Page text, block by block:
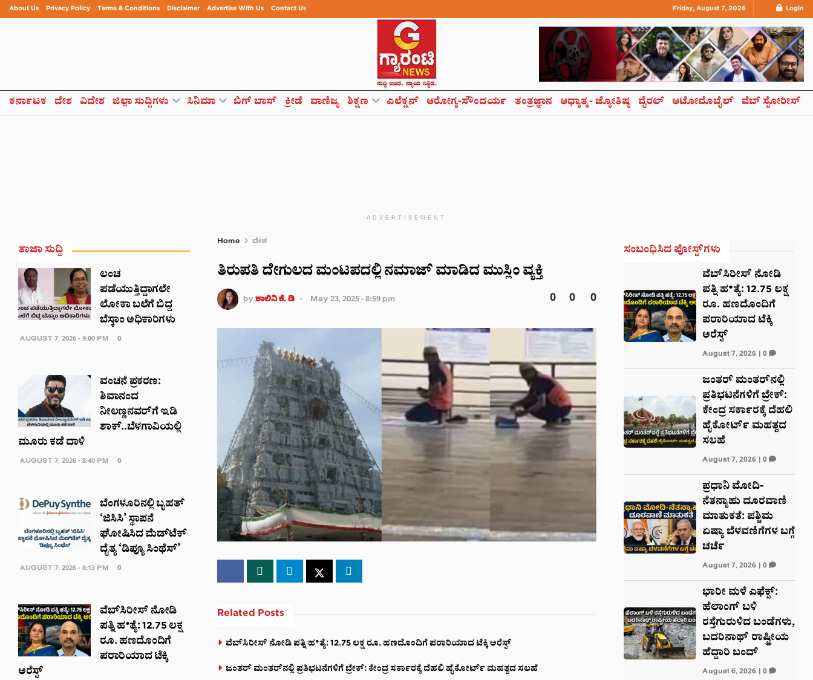
About Us Privacy Policy Terms & Conditions Disclaimer Advertise With Us Contact Us Friday, August 7, 2026 Login
ಕರ್ನಾಟಕ ದೇಶ ವಿದೇಶ ಜಿಲ್ಲಾ ಸುದ್ದಿಗಳು ಸಿನಿಮಾ ಬಿಗ್ ಬಾಸ್ ಕ್ರೀಡೆ ವಾಣಿಜ್ಯ ಶಿಕ್ಷಣ ಎಲೆಕ್ಷನ್ ಆರೋಗ್ಯ-ಸೌಂದರ್ಯ ತಂತ್ರಜ್ಞಾನ ಆಧ್ಯಾತ್ಮ- ಜ್ಯೋತಿಷ್ಯ ವೈರಲ್ ಆಟೋಮೊಬೈಲ್ ವೆಬ್ ಸ್ಟೋರೀಸ್
ADVERTISEMENT
Home ದೇಶ
ತಿರುಪತಿ ದೇಗುಲದ ಮಂಟಪದಲ್ಲಿ ನಮಾಜ್ ಮಾಡಿದ ಮುಸ್ಲಿಂ ವ್ಯಕ್ತಿ
by ಶಾಲಿನಿ ಕೆ. ಡಿ May 23, 2025 - 8:59 pm 0 0 0
Related Posts
ವೆಬ್‌ಸಿರೀಸ್‌ ನೋಡಿ ಪತ್ನಿ ಹ*ತ್ಯೆ: 12.75 ಲಕ್ಷ ರೂ. ಹಣದೊಂದಿಗೆ ಪರಾರಿಯಾದ ಟೆಕ್ಕಿ ಅರೆಸ್ಟ್‌
ಜಂತರ್ ಮಂತರ್‌ನಲ್ಲಿ ಪ್ರತಿಭಟನೆಗಳಿಗೆ ಬ್ರೇಕ್: ಕೇಂದ್ರ ಸರ್ಕಾರಕ್ಕೆ ದೆಹಲಿ ಹೈಕೋರ್ಟ್ ಮಹತ್ವದ ಸಲಹೆ
ತಾಜಾ ಸುದ್ದಿ
ಲಂಚ
ಪಡೆಯುತ್ತಿದ್ದಾಗಲೇ
ಲೋಕಾ ಬಲೆಗೆ ಬಿದ್ದ
ಬೆಸ್ಕಾಂ ಅಧಿಕಾರಿಗಳು
AUGUST 7, 2026 - 9:00 PM 0
ವಂಚನೆ ಪ್ರಕರಣ:
ಶಿವಾನಂದ
ನೀಲಣ್ಣನವರ್​​ಗೆ ಇಡಿ
ಶಾಕ್..ಬೆಳಗಾವಿಯಲ್ಲಿ
ಮೂರು ಕಡೆ ದಾಳಿ
AUGUST 7, 2026 - 8:40 PM 0
ಬೆಂಗಳೂರಿನಲ್ಲಿ ಬೃಹತ್
‘ಜಿಸಿಸಿ’ ಸ್ಥಾಪನೆ
ಘೋಷಿಸಿದ ಮೆಡ್‌ಟೆಕ್‌
ದೈತ್ಯ ‘ಡಿಪ್ಯೂ ಸಿಂಥೆಸ್’
AUGUST 7, 2026 - 8:13 PM 0
ವೆಬ್‌ಸಿರೀಸ್‌ ನೋಡಿ
ಪತ್ನಿ ಹ*ತ್ಯೆ: 12.75 ಲಕ್ಷ
ರೂ. ಹಣದೊಂದಿಗೆ
ಪರಾರಿಯಾದ ಟೆಕ್ಕಿ
ಅರೆಸ್ಟ್‌
ಸಂಬಂಧಿಸಿದ ಪೋಸ್ಟ್‌ಗಳು
ವೆಬ್‌ಸಿರೀಸ್‌ ನೋಡಿ
ಪತ್ನಿ ಹ*ತ್ಯೆ: 12.75 ಲಕ್ಷ
ರೂ. ಹಣದೊಂದಿಗೆ
ಪರಾರಿಯಾದ ಟೆಕ್ಕಿ
ಅರೆಸ್ಟ್‌
August 7, 2026| 0
ಜಂತರ್ ಮಂತರ್‌ನಲ್ಲಿ
ಪ್ರತಿಭಟನೆಗಳಿಗೆ ಬ್ರೇಕ್:
ಕೇಂದ್ರ ಸರ್ಕಾರಕ್ಕೆ ದೆಹಲಿ
ಹೈಕೋರ್ಟ್ ಮಹತ್ವದ
ಸಲಹೆ
August 7, 2026| 0
ಪ್ರಧಾನಿ ಮೋದಿ-
ನೆತನ್ಯಾಹು ದೂರವಾಣಿ
ಮಾತುಕತೆ: ಪಶ್ಚಿಮ
ಏಷ್ಯಾ ಬೆಳವಣಿಗೆಗಳ ಬಗ್ಗೆ
ಚರ್ಚೆ
August 7, 2026| 0
ಭಾರೀ ಮಳೆ ಎಫೆಕ್ಟ್‌:
ಹೆಲಾಂಗ್ ಬಳಿ
ರಸ್ತೆಗುರುಳಿದ ಬಂಡೆಗಳು,
ಬದರಿನಾಥ್‌ ರಾಷ್ಟ್ರೀಯ
ಹೆದ್ದಾರಿ ಬಂದ್‌
August 6, 2026| 0